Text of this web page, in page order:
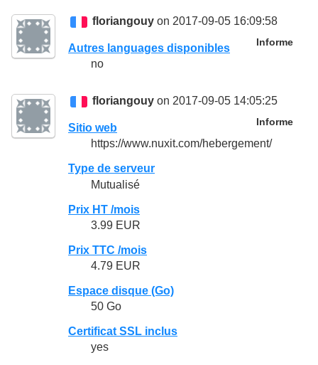
floriangouy on 2017-09-05 16:09:58
Informe
Autres languages disponibles
no
floriangouy on 2017-09-05 14:05:25
Informe
Sitio web
https://www.nuxit.com/hebergement/
Type de serveur
Mutualisé
Prix HT /mois
3.99 EUR
Prix TTC /mois
4.79 EUR
Espace disque (Go)
50 Go
Certificat SSL inclus
yes